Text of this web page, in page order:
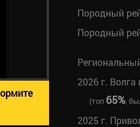
Породный
Породный
2026 г. Волга
(топ 65%,
2025 г.